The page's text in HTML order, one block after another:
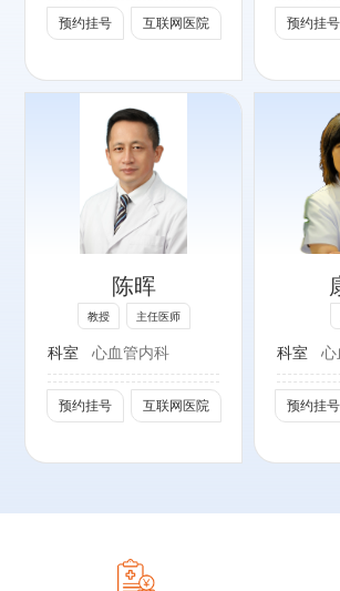
预约挂号 互联网医院 预约挂号
压专家委员会常务
委员
研究会高血压防治
分会副主任委员
北京医师协会理事
中国药学会伦理学
研究专业委员会委
员
中国心脏学会委员
北京心脏病学会监
事长
第8、9届中华医
学会心血管病学分
会心力衰竭专家组
陈晖
教授 主任医师
科室 心血管内科
预约挂号 互联网医院
科室 心
预约挂号
专长：
心力衰竭、心肌
病、高血压、冠心
病及复杂心脏疾病
的临床诊疗。
社会任职：
北京医师协会基层
高血压管理专业委
员会委员
事
病学分会心脏康复